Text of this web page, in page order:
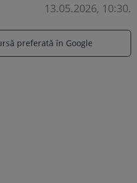
13.05.2026, 10:30.
preferată în Google